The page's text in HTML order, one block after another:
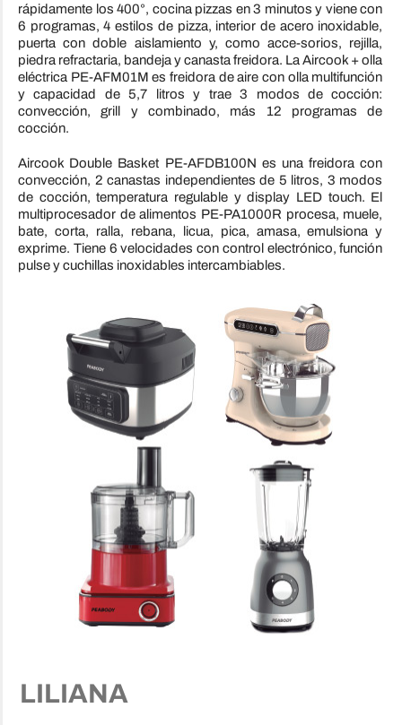
rápidamente los 400°, cocina pizzas en 3 minutos y viene con
6 programas, 4 estilos de pizza, interior de acero inoxidable,
puerta con doble aislamiento y, como acce-sorios, rejilla,
piedra refractaria, bandeja y canasta freidora. La Aircook + olla
eléctrica PE-AFM01M es freidora de aire con olla multifunción
y capacidad de 5,7 litros y trae 3 modos de cocción:
convección, grill y combinado, más 12 programas de
cocción.
Aircook Double Basket PE-AFDB100N es una freidora con
convección, 2 canastas independientes de 5 litros, 3 modos
de cocción, temperatura regulable y display LED touch. El
multiprocesador de alimentos PE-PA1000R procesa, muele,
bate, corta, ralla, rebana, licua, pica, amasa, emulsiona y
exprime. Tiene 6 velocidades con control electrónico, función
pulse y cuchillas inoxidables intercambiables.
LILIANA